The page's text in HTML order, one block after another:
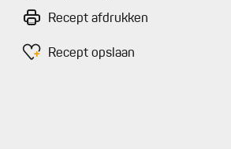
Recept afdrukken
Recept opslaan